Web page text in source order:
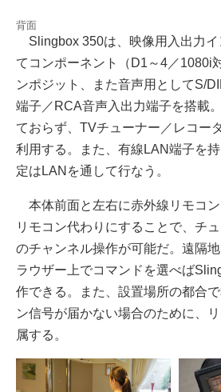
背面
Slingbox 350は、映像用入出力イ
てコンポーネント（D1～4／1080i
ンポジット、また音声用としてS/
端子／RCA音声入出力端子を搭載
ておらず、TVチューナー／レコー
利用する。また、有線LAN端子を
定はLANを通して行なう。
本体前面と左右に赤外線リモコ
リモコン代わりにすることで、チ
のチャンネル操作が可能だ。遠隔
ラウザー上でコマンドを選べば
作できる。また、設置場所の都合
ン信号が届かない場合のために、
属する。